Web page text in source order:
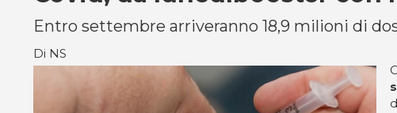
Entro settembre arriveranno 18,9 milioni di
Di NS